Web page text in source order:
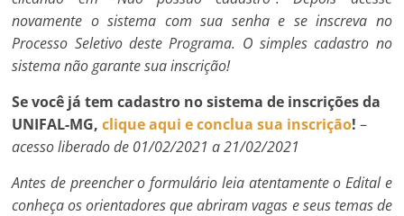
novamente o sistema com sua senha e se inscreva no
Processo Seletivo deste Programa. O simples cadastro no
sistema não garante sua inscrição!
Se você já tem cadastro no sistema de inscrições da
UNIFAL-MG,clique aqui e conclua sua inscrição! –
acesso liberado de 01/02/2021 a 21/02/2021
Antes de preencher o formulário leia atentamente o Edital e
conheça os orientadores que abriram vagas e seus temas de